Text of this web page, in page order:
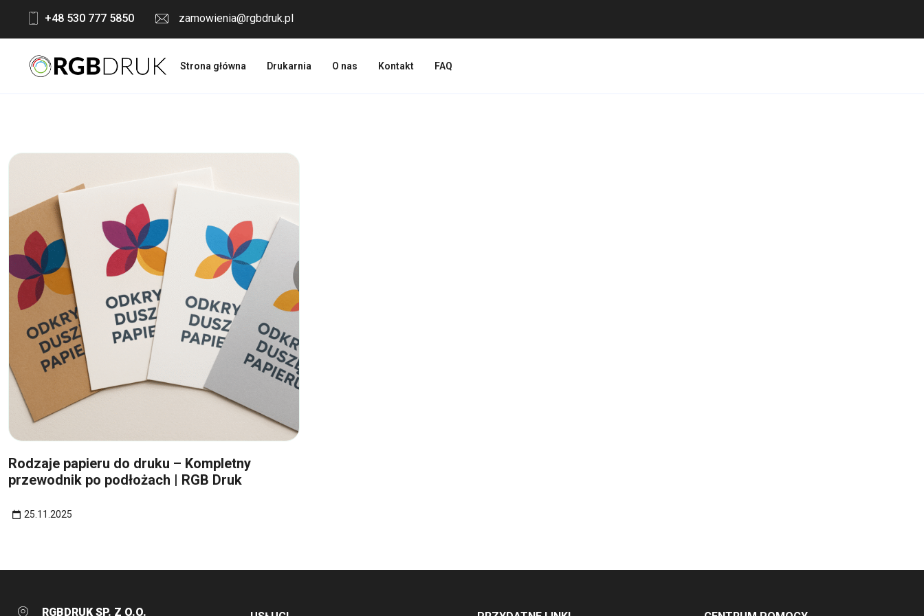
content
+48 530 777 5850 zamowienia@rgbdruk.pl
Strona główna Drukarnia O nas Kontakt FAQ
Rodzaje papieru do druku – Kompletny
przewodnik po podłożach | RGB Druk
25.11.2025
RGBDRUK SP. Z O.O.